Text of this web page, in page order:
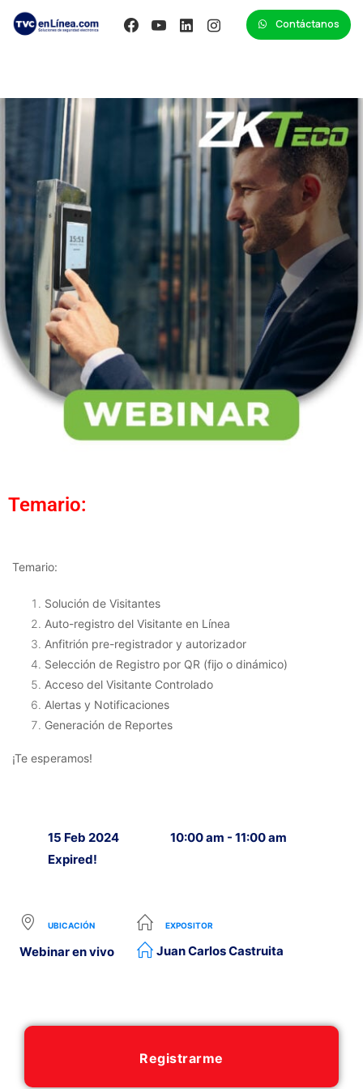
Contáctanos
Temario:
Temario:
Solución de Visitantes
Auto-registro del Visitante en Línea
Anfitrión pre-registrador y autorizador
Selección de Registro por QR (fijo o dinámico)
Acceso del Visitante Controlado
Alertas y Notificaciones
Generación de Reportes
¡Te esperamos!
15 Feb 2024
Expired!
10:00 am - 11:00 am
UBICACIÓN
Webinar en vivo
EXPOSITOR
Juan Carlos Castruita
Registrarme